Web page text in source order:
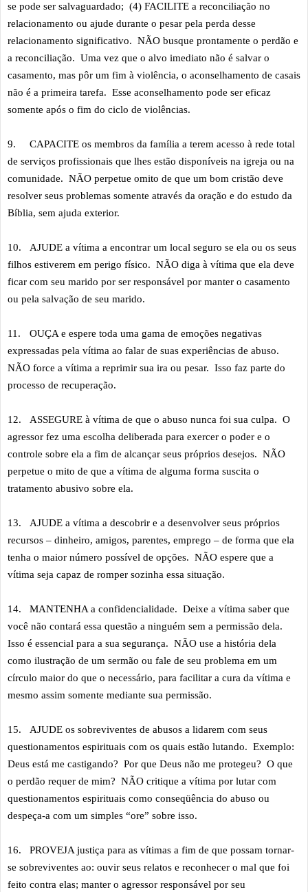
se pode ser salvaguardado; (4) FACILITE a reconciliação no
relacionamento ou ajude durante o pesar pela perda desse
relacionamento significativo. NÃO busque prontamente o perdão e
a reconciliação. Uma vez que o alvo imediato não é salvar o
casamento, mas pôr um fim à violência, o aconselhamento de casais
não é a primeira tarefa. Esse aconselhamento pode ser eficaz
somente após o fim do ciclo de violências.
9.
CAPACITE os membros da família a terem acesso à rede total
de serviços profissionais que lhes estão disponíveis na igreja ou na
comunidade. NÃO perpetue omito de que um bom cristão deve
resolver seus problemas somente através da oração e do estudo da
Bíblia, sem ajuda exterior.
10.
AJUDE a vítima a encontrar um local seguro se ela ou os seus
filhos estiverem em perigo físico. NÃO diga à vítima que ela deve
ficar com seu marido por ser responsável por manter o casamento
ou pela salvação de seu marido.
11.
OUÇA e espere toda uma gama de emoções negativas
expressadas pela vítima ao falar de suas experiências de abuso.
NÃO force a vítima a reprimir sua ira ou pesar. Isso faz parte do
processo de recuperação.
12.
ASSEGURE à vítima de que o abuso nunca foi sua culpa. O
agressor fez uma escolha deliberada para exercer o poder e o
controle sobre ela a fim de alcançar seus próprios desejos. NÃO
perpetue o mito de que a vítima de alguma forma suscita o
tratamento abusivo sobre ela.
13.
AJUDE a vítima a descobrir e a desenvolver seus próprios
recursos – dinheiro, amigos, parentes, emprego – de forma que ela
tenha o maior número possível de opções. NÃO espere que a
vítima seja capaz de romper sozinha essa situação.
14.
MANTENHA a confidencialidade. Deixe a vítima saber que
você não contará essa questão a ninguém sem a permissão dela.
Isso é essencial para a sua segurança. NÃO use a história dela
como ilustração de um sermão ou fale de seu problema em um
círculo maior do que o necessário, para facilitar a cura da vítima e
mesmo assim somente mediante sua permissão.
15.
AJUDE os sobreviventes de abusos a lidarem com seus
questionamentos espirituais com os quais estão lutando. Exemplo:
Deus está me castigando? Por que Deus não me protegeu? O que
o perdão requer de mim? NÃO critique a vítima por lutar com
questionamentos espirituais como conseqüência do abuso ou
despeça-a com um simples “ore” sobre isso.
16.
PROVEJA justiça para as vítimas a fim de que possam tornar-
se sobreviventes ao: ouvir seus relatos e reconhecer o mal que foi
feito contra elas; manter o agressor responsável por seu